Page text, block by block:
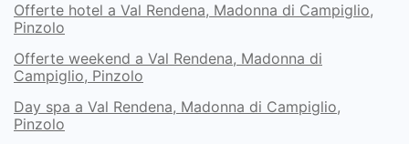
Offerte hotel a Val Rendena, Madonna di Campiglio,
Pinzolo
Offerte weekend a Val Rendena, Madonna di
Campiglio, Pinzolo
Day spa a Val Rendena, Madonna di Campiglio,
Pinzolo